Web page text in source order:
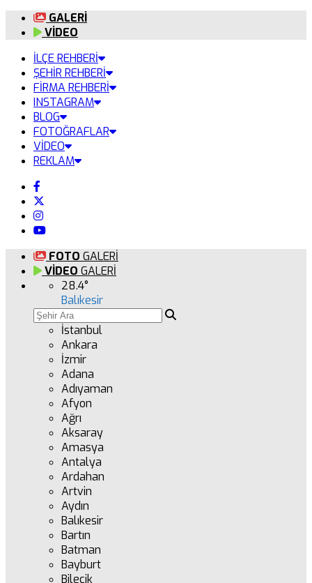
GALERİ
VİDEO
İLÇE REHBERİ
ŞEHİR REHBERİ
FİRMA REHBERİ
INSTAGRAM
BLOG
FOTOĞRAFLAR
VİDEO
REKLAM
FOTO GALERİ
VİDEO GALERİ
28.4°
Balıkesir
İstanbul
Ankara
İzmir
Adana
Adıyaman
Afyon
Ağrı
Aksaray
Amasya
Antalya
Ardahan
Artvin
Aydın
Balıkesir
Bartın
Batman
Bayburt
Bilecik